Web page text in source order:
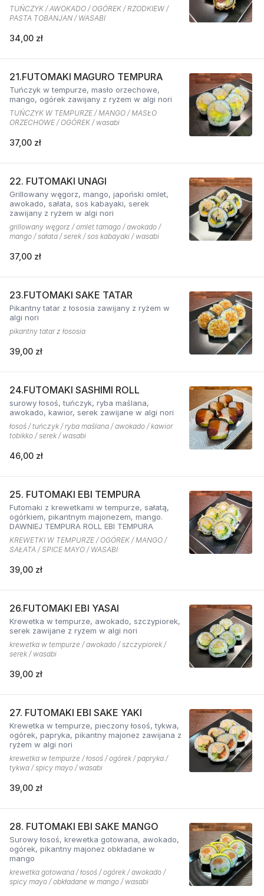
TUŃCZYK / AWOKADO / OGÓREK / RZODKIEW /
PASTA TOBANJAN / WASABI
34,00 zł
21.FUTOMAKI MAGURO TEMPURA
Tuńczyk w tempurze, masło orzechowe,
mango, ogórek zawijany z ryżem w algi nori
TUŃCZYK W TEMPURZE / MANGO / MASŁO
ORZECHOWE / OGÓREK / wasabi
37,00 zł
22. FUTOMAKI UNAGI
Grillowany węgorz, mango, japoński omlet,
awokado, sałata, sos kabayaki, serek
zawijany z ryżem w algi nori
grillowany węgorz / omlet tamago / awokado /
mango / sałata / serek / sos kabayaki / wasabi
37,00 zł
23.FUTOMAKI SAKE TATAR
Pikantny tatar z łososia zawijany z ryżem w
algi nori
pikantny tatar z łososia
39,00 zł
24.FUTOMAKI SASHIMI ROLL
surowy łosoś, tuńczyk, ryba maślana,
awokado, kawior, serek zawijane w algi nori
łosoś / tuńczyk / ryba maślana / awokado / kawior
tobikko / serek / wasabi
46,00 zł
25. FUTOMAKI EBI TEMPURA
Futomaki z krewetkami w tempurze, sałatą,
ogórkiem, pikantnym majonezem, mango.
DAWNIEJ TEMPURA ROLL EBI TEMPURA
KREWETKI W TEMPURZE / OGÓREK / MANGO /
SAŁATA / SPICE MAYO / WASABI
39,00 zł
26.FUTOMAKI EBI YASAI
Krewetka w tempurze, awokado, szczypiorek,
serek zawijane z ryżem w algi nori
krewetka w tempurze / awokado / szczypiorek /
serek / wasabi
39,00 zł
27. FUTOMAKI EBI SAKE YAKI
Krewetka w tempurze, pieczony łosoś, tykwa,
ogórek, papryka, pikantny majonez zawijana z
ryżem w algi nori
krewetka w tempurze / łosoś / ogórek / papryka /
tykwa / spicy mayo / wasabi
39,00 zł
28. FUTOMAKI EBI SAKE MANGO
Surowy łosoś, krewetka gotowana, awokado,
ogórek, pikantny majonez obkładane w
mango
krewetka gotowana / łosoś / ogórek / awokado /
spicy mayo / obkładane w mango / wasabi